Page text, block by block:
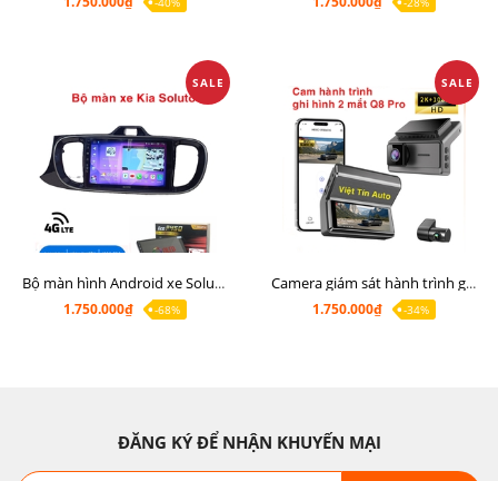
SALE
Bộ màn hình Android xe Soluto, mặt dưỡng lắp màn hình Soluto kèm rắc zin
1.750.000₫
-68%
SALE
Camera giám sát hành trình ghi hình 2 mắt Q8 Pro độ phân giải 2K +1080P
1.750.000₫
-34%
ĐĂNG KÝ ĐỂ NHẬN KHUYẾN MẠI